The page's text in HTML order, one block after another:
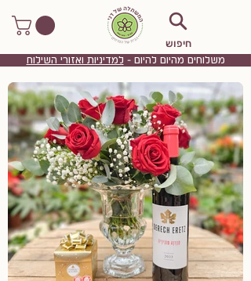
חיפוש
משלוחים מהיום להיום - למדיניות ואזורי השילוח